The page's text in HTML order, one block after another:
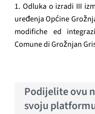
1. Odluka o izradi III
uređenja Općine
modifiche ed
Comune di Grožnjan
Podijelite ovu
svoju